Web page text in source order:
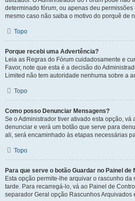
determinado fórum, ou apenas deu
mesmo caso não saiba o motivo do porquê de
Topo
Porque recebi uma Advertência?
Leia as Regras do Fórum cuidadosamente e
Favor, note que esta é a decisão do
Limited não tem autoridade nenhuma sobre a
Topo
Como posso Denunciar Mensagens?
Se o Administrador tiver ativado esta opção, vá
denunciar e verá um botão que serve para
ali, será encaminhado às etapas necessárias
Topo
Para que serve o botão Guardar no Painel de
Esta opção permite-lhe arquivar o rascunho
tarde. Para recarregá-lo, vá ao Painel de
separador Geral opção Rascunhos Arquivados